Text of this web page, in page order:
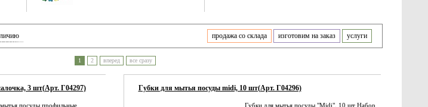
продажа со склада изготовим на заказ услуги
1 2 вперед все сразу
3 шт(Арт. Г04297)
посуды профильные
Губки для мытья посуды midi, 10 шт(Арт. Г04296)
Губки для мытья посуды "Midi", 10 шт Набор